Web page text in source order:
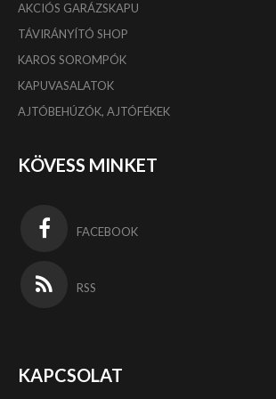
AKCIÓS GARÁZSKAPU
TÁVIRÁNYÍTÓ SHOP
KAROS SOROMPÓK
KAPUVASALATOK
AJTÓBEHÚZÓK, AJTÓFÉKEK
KÖVESS MINKET
FACEBOOK
RSS
KAPCSOLAT